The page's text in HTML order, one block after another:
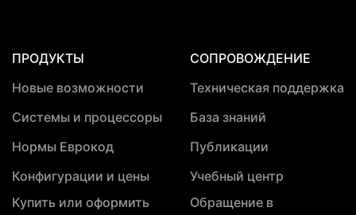
ПРОДУКТЫ
Новые возможности
Системы и процессоры
Нормы Еврокод
Конфигурации и цены
Купить или оформить
СОПРОВОЖДЕНИЕ
Техническая поддержка
База знаний
Публикации
Учебный центр
Обращение в